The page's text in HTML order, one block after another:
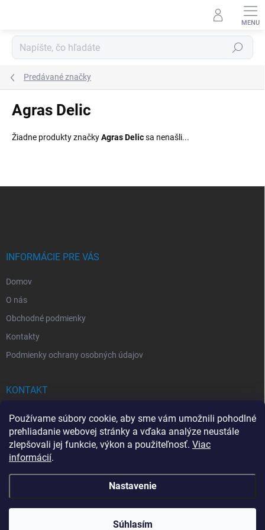
Používame súbory cookie, aby sme vám umožnili pohodlné
prehliadanie webovej stránky a vďaka analýze neustále
zlepšovali jej funkcie, výkon a použiteľnosť. Viac
informácií.
Nastavenie
Súhlasím
Hľadať
Predávané značky
Agras Delic
Žiadne produkty značkyAgras Delicsa nenašli...
INFORMÁCIE PRE VÁS
Domov
O nás
Obchodné podmienky
Kontakty
Podmienky ochrany osobných údajov
KONTAKT
info@drogerkovo.sk
Copyright 2026Drogerkovo. Všetky práva vyhradené.Upraviť nastavenie
cookies